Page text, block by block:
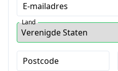
E-mailadres
Land
Postcode